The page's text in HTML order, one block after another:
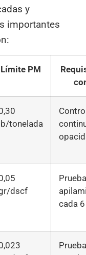
y
importantes
Límite PM
lb/tonelada
dscf
cada